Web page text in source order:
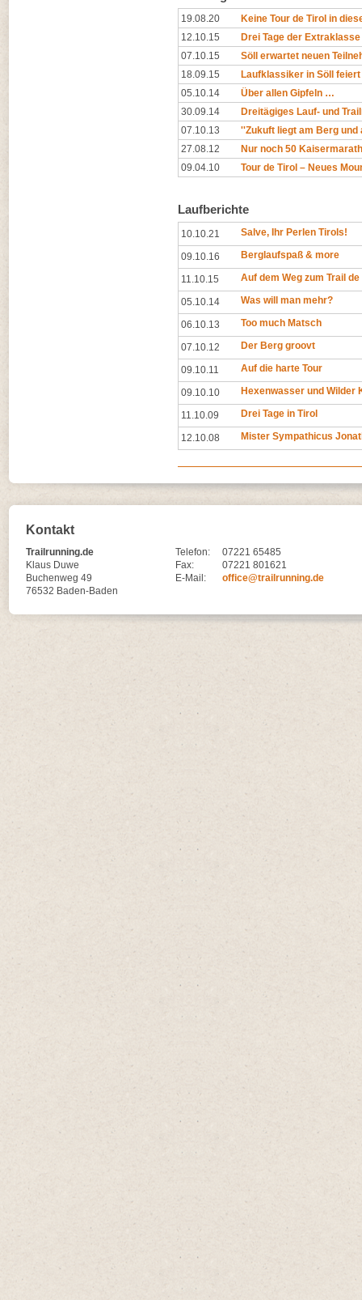
19.08.20
Keine Tour de Tirol in
12.10.15
Drei Tage der Extraklasse
07.10.15
Söll erwartet neuen
18.09.15
Laufklassiker in Söll
05.10.14
Über allen Gipfeln …
30.09.14
Dreitägiges Lauf- und
07.10.13
''Zukuft liegt am Berg und
27.08.12
Nur noch 50
09.04.10
Tour de Tirol – Neues
Laufberichte
10.10.21 Salve, Ihr Perlen Tirols!
09.10.16 Berglaufspaß & more
11.10.15 Auf dem Weg zum Trail de
05.10.14 Was will man mehr?
06.10.13 Too much Matsch
07.10.12 Der Berg groovt
09.10.11 Auf die harte Tour
09.10.10 Hexenwasser und Wilder
11.10.09 Drei Tage in Tirol
12.10.08 Mister Sympathicus
Kontakt
Trailrunning.de
Klaus Duwe
Buchenweg 49
76532 Baden-Baden
Telefon:
07221 65485
Fax:
07221 801621
E-Mail:
office@trailrunning.de